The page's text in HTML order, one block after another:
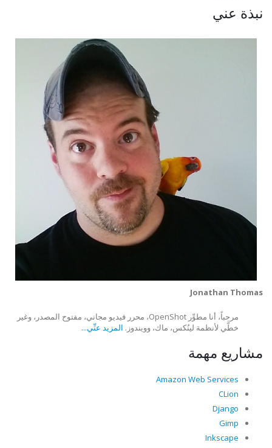
نبذة عني
Jonathan Thomas
مرحباً، أنا مطوِّر OpenShot، محرر فيديو مجاني، مفتوح المصدر، وغير
خطَّي لأنظمة لينُكس، ماك، وويندوز. المزيد عنِّي...
مشاريع مهمة
Amazon Web Services
CLion
Django
Gimp
Inkscape